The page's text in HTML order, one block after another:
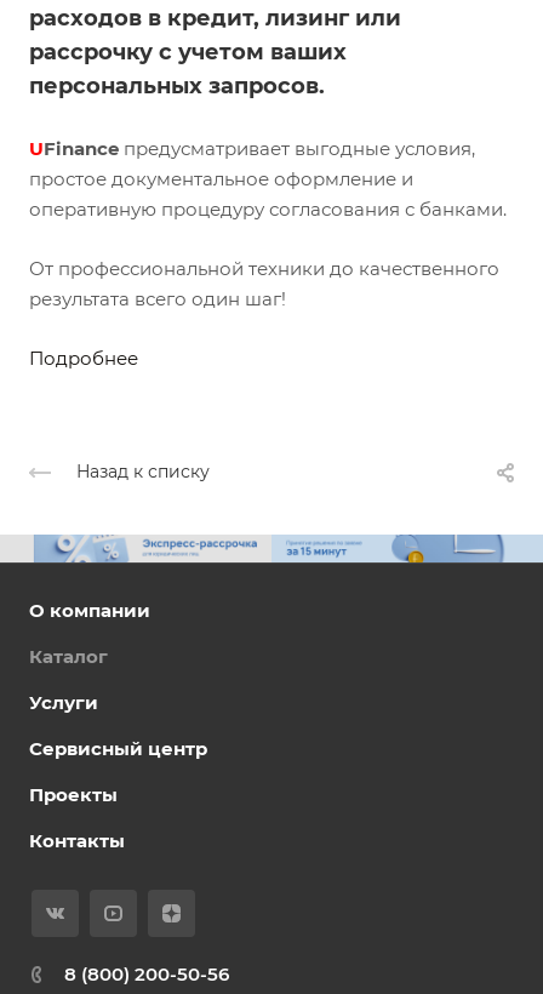
расходов в кредит, лизинг или
рассрочку с учетом ваших
персональных запросов.
UFinance предусматривает выгодные условия,
простое документальное оформление и
оперативную процедуру согласования с банками.
От профессиональной техники до качественного
результата всего один шаг!
Подробнее
Назад к списку
О компании
Каталог
Услуги
Сервисный центр
Проекты
Контакты
8 (800) 200-50-56